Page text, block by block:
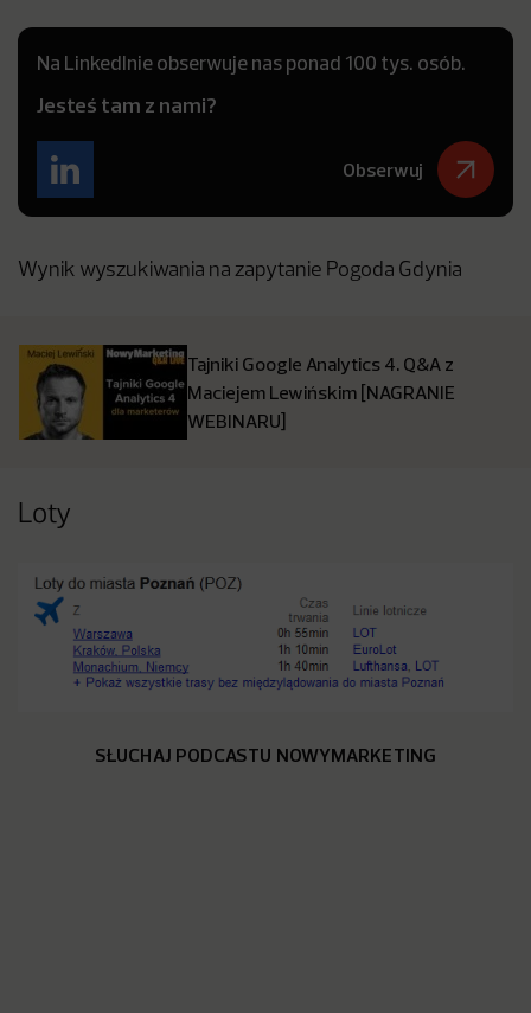
Na LinkedInie obserwuje nas ponad 100 tys. osób.
Jesteś tam z nami?
Obserwuj
Wynik wyszukiwania na zapytanie Pogoda Gdynia
Tajniki Google Analytics 4. Q&A z
Maciejem Lewińskim [NAGRANIE
WEBINARU]
Loty
SŁUCHAJ PODCASTU NOWYMARKETING